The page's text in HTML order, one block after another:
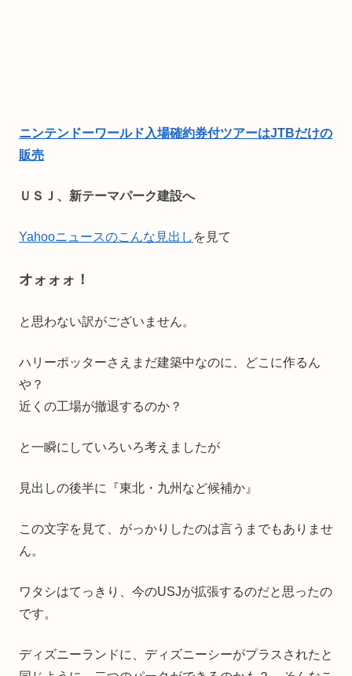
ニンテンドーワールド入場確約券付ツアーはJTBだけの
販売
ＵＳＪ、新テーマパーク建設へ
Yahooニュースのこんな見出し を見て
オォォォ！
と思わない訳がございません。
ハリーポッターさえまだ建築中なのに、どこに作るん
や？
近くの工場が撤退するのか？
と一瞬にしていろいろ考えましたが
見出しの後半に『東北・九州など候補か』
この文字を見て、がっかりしたのは言うまでもありませ
ん。
ワタシはてっきり、今のUSJが拡張するのだと思ったの
です。
ディズニーランドに、ディズニーシーがプラスされたと